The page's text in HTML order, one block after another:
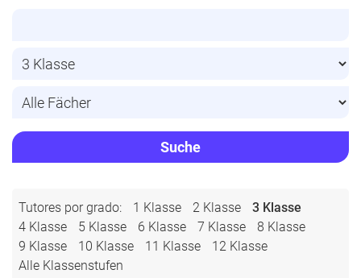
Suche
Tutores por grado: 1 Klasse 2 Klasse
3 Klasse
4 Klasse
5 Klasse 6 Klasse 7 Klasse
8 Klasse
9 Klasse
10 Klasse 11 Klasse
12 Klasse
Alle Klassenstufen